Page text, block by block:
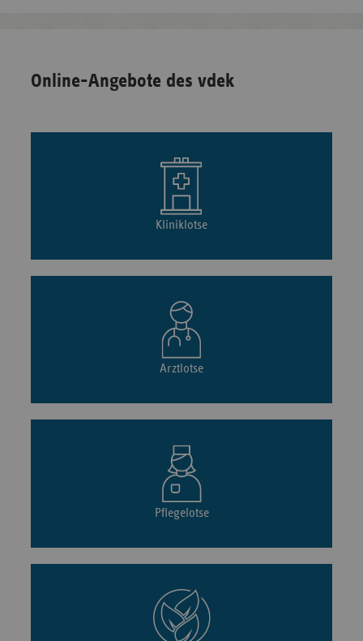
Online-Angebote des vdek
Kliniklotse
Arztlotse
Pflegelotse